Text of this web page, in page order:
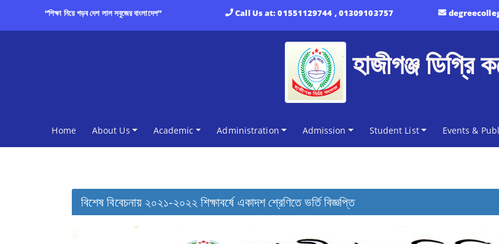
“শিক্ষা নিয়ে গড়ব দেশ লাল সবুজের বাংলাদেশ” Call Us at:01551129744 , 01309103757
হাজীগঞ্জ ডিগ্রি
Home(current)
About Us Academic Administration Admission Student List Events &
বিশেষ বিবেচনায় ২০২১-২০২২ শিক্ষাবর্ষে একাদশ শ্রেণিতে ভর্তি বিজ্ঞপ্তি